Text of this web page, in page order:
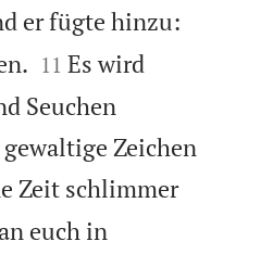
er fügte hinzu:

11 Es wird
Seuchen
Zeichen
Zeit schlimmer
euch in